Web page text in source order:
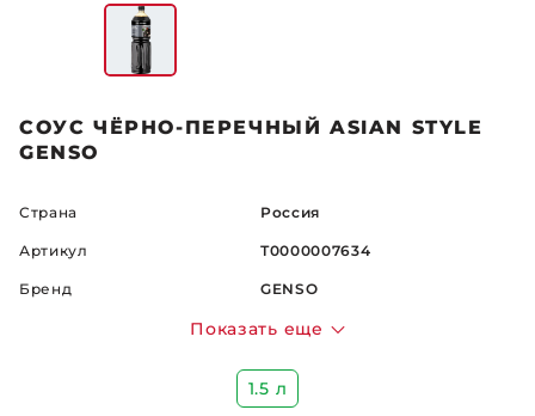
СОУС ЧЁРНО-ПЕРЕЧНЫЙ ASIAN STYLE
GENSO
Страна Россия
Артикул Т0000007634
Бренд GENSO
Показать еще
1.5 л